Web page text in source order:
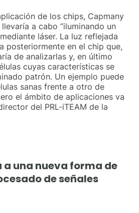
de los chips, Capmany
a cabo “iluminando un
láser. La luz reflejada
posteriormente en el chip que,
de analizarlas y, en último
cuyas características se
patrón. Un ejemplo puede
sanas frente a otro de
el ámbito de aplicaciones va
del PRL-iTEAM de la
una nueva forma de
de señales